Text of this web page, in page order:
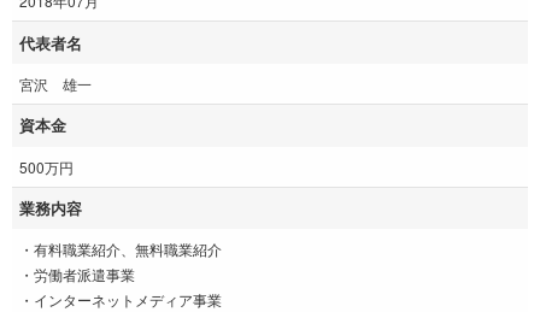
代表者名
宮沢 雄一
資本金
500万円
業務内容
・有料職業紹介、無料職業紹介
・労働者派遣事業
・インターネットメディア事業